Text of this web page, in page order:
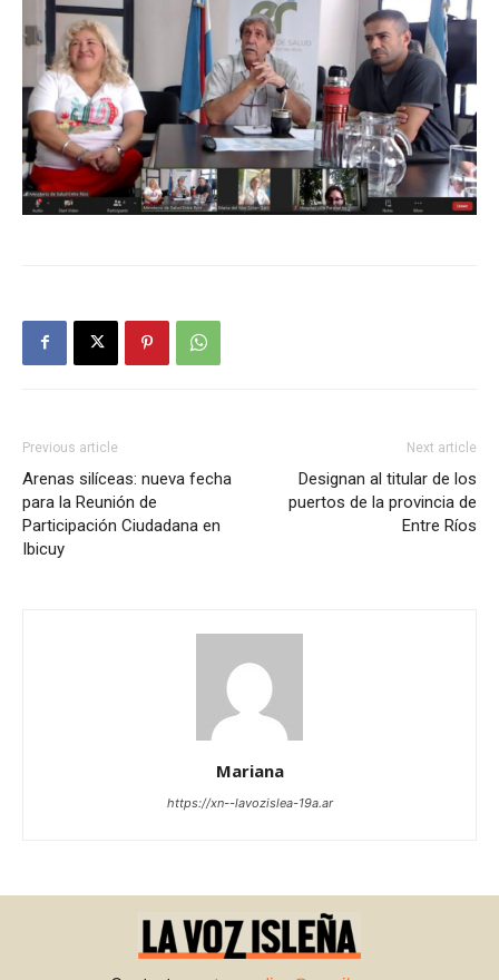
Previous article
Arenas silíceas: nueva fecha
para la Reunión de
Participación Ciudadana en
Ibicuy
Next article
Designan al titular de los
puertos de la provincia de
Entre Ríos
Mariana
https://xn--lavozislea-19a.ar